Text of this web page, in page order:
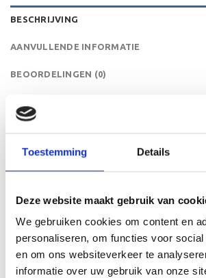
Toestemming Details
Deze website maakt gebruik van
We gebruiken cookies om content en
personaliseren, om functies voor
en om ons websiteverkeer te
informatie over uw gebruik van onze
BESCHRIJVING
AANVULLENDE INFORMATIE
BEOORDELINGEN (0)
Een echte prijspakker voor
een heel mooie trofee die zeer
cadeau om uit te reiken. We kunnen de
personaliseren door er een tekst op de
gekozen afbeelding op plakken. Dit kan
tweehonderd standaard afbeeldingen
eigen logo of afbeelding. Deze kun je
menu